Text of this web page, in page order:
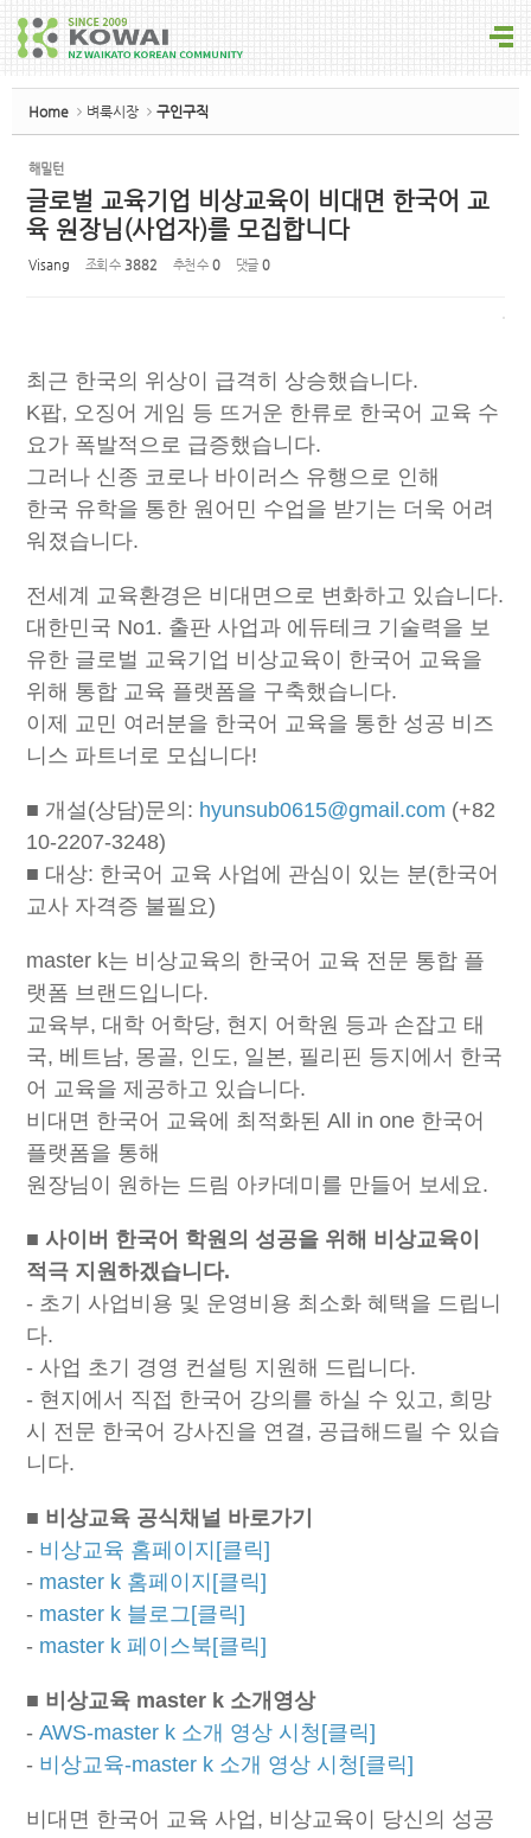
Home 벼룩시장 구인구직
해밀턴
글로벌 교육기업 비상교육이 비대면 한국어 교
육 원장님(사업자)를 모집합니다
Visang 조회 수 3882 추천 수 0 댓글 0
최근 한국의 위상이 급격히 상승했습니다.
K팝, 오징어 게임 등 뜨거운 한류로 한국어 교육 수
요가 폭발적으로 급증했습니다.
그러나 신종 코로나 바이러스 유행으로 인해
한국 유학을 통한 원어민 수업을 받기는 더욱 어려
워졌습니다.
전세계 교육환경은 비대면으로 변화하고 있습니다.
대한민국 No1. 출판 사업과 에듀테크 기술력을 보
유한 글로벌 교육기업 비상교육이 한국어 교육을
위해 통합 교육 플랫폼을 구축했습니다.
이제 교민 여러분을 한국어 교육을 통한 성공 비즈
니스 파트너로 모십니다!
■ 개설(상담)문의: hyunsub0615@gmail.com (+82
10-2207-3248)
■ 대상: 한국어 교육 사업에 관심이 있는 분(한국어
교사 자격증 불필요)
master k는 비상교육의 한국어 교육 전문 통합 플
랫폼 브랜드입니다.
교육부, 대학 어학당, 현지 어학원 등과 손잡고 태
국, 베트남, 몽골, 인도, 일본, 필리핀 등지에서 한국
어 교육을 제공하고 있습니다.
비대면 한국어 교육에 최적화된 All in one 한국어
플랫폼을 통해
원장님이 원하는 드림 아카데미를 만들어 보세요.
■ 사이버 한국어 학원의 성공을 위해 비상교육이
적극 지원하겠습니다.
- 초기 사업비용 및 운영비용 최소화 혜택을 드립니
다.
- 사업 초기 경영 컨설팅 지원해 드립니다.
- 현지에서 직접 한국어 강의를 하실 수 있고, 희망
시 전문 한국어 강사진을 연결, 공급해드릴 수 있습
니다.
■ 비상교육 공식채널 바로가기
- 비상교육 홈페이지[클릭]
- master k 홈페이지[클릭]
- master k 블로그[클릭]
- master k 페이스북[클릭]
■ 비상교육 master k 소개영상
- AWS-master k 소개 영상 시청[클릭]
- 비상교육-master k 소개 영상 시청[클릭]
비대면 한국어 교육 사업, 비상교육이 당신의 성공
Sketchbook5, 스케치북5
Sketchbook5, 스케치북5